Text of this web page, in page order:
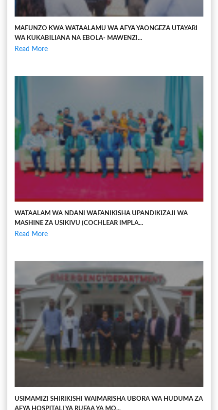
MAFUNZO KWA WATAALAMU WA AFYA YAONGEZA UTAYARI
WA KUKABILIANA NA EBOLA- MAWENZI...
Read More
WATAALAM WA NDANI WAFANIKISHA UPANDIKIZAJI WA
MASHINE ZA USIKIVU (COCHLEAR IMPLA...
Read More
USIMAMIZI SHIRIKISHI WAIMARISHA UBORA WA HUDUMA ZA
AFYA HOSPITALI YA RUFAA YA MO...